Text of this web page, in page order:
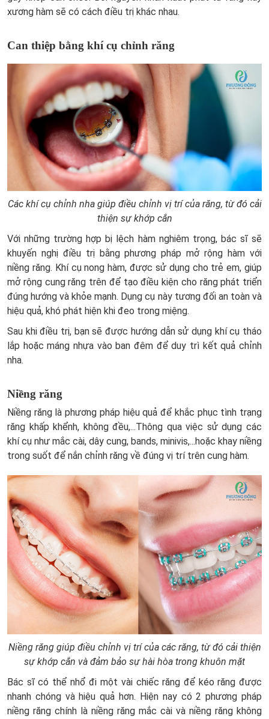
xương hàm sẽ có cách điều trị khác nhau.
Can thiệp bằng khí cụ chỉnh răng
Các khí cụ chỉnh nha giúp điều chỉnh vị trí của răng, từ đó cải
thiện sự khớp cắn
Với những trường hợp bị lệch hàm nghiêm trọng, bác sĩ sẽ
khuyến nghị điều trị bằng phương pháp mở rộng hàm với
niềng răng. Khí cụ nong hàm, được sử dụng cho trẻ em, giúp
mở rộng cung răng trên để tạo điều kiện cho răng phát triển
đúng hướng và khỏe mạnh. Dụng cụ này tương đối an toàn và
hiệu quả, khó phát hiện khi đeo trong miệng.
Sau khi điều trị, bạn sẽ được hướng dẫn sử dụng khí cụ tháo
lắp hoặc máng nhựa vào ban đêm để duy trì kết quả chỉnh
nha.
Niềng răng
Niềng răng là phương pháp hiệu quả để khắc phục tình trạng
răng khấp khểnh, không đều,...Thông qua việc sử dụng các
khí cụ như mắc cài, dây cung, bands, minivis,...hoặc khay niềng
trong suốt để nắn chỉnh răng về đúng vị trí trên cung hàm.
Niềng răng giúp điều chỉnh vị trí của các răng, từ đó cải thiện
sự khớp cắn và đảm bảo sự hài hòa trong khuôn mặt
Bác sĩ có thể nhổ đi một vài chiếc răng để kéo răng được
nhanh chóng và hiệu quả hơn. Hiện nay có 2 phương pháp
niềng răng chính là niềng răng mắc cài và niềng răng không